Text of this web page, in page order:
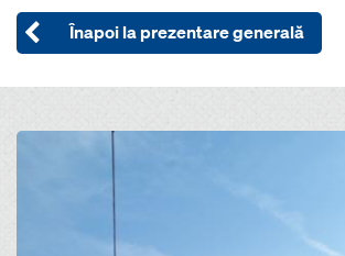
Înapoi la prezentare generală
Open